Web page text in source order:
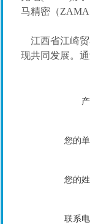
马精密（
江西省江崎
现共同发展。
您的
您的
联系